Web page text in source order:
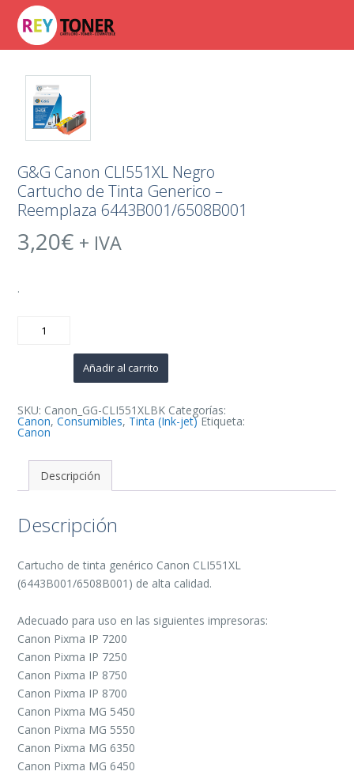
G&G Canon CLI551XL Negro
Cartucho de Tinta Generico –
Reemplaza 6443B001/6508B001
3,20€ + IVA
.
Canon
-
Reemplaza
6443B001/6508B001
Añadir al carrito
SKU: Canon_GG-CLI551XLBK Categorías:
Canon,Consumibles, Tinta (Ink-jet) Etiqueta:
Canon
Descripción
Descripción
Cartucho de tinta genérico Canon CLI551XL
(6443B001/6508B001) de alta calidad.
Adecuado para uso en las siguientes impresoras:
Canon Pixma IP 7200
Canon Pixma IP 7250
Canon Pixma IP 8750
Canon Pixma IP 8700
Canon Pixma MG 5450
Canon Pixma MG 5550
Canon Pixma MG 6350
Canon Pixma MG 6450